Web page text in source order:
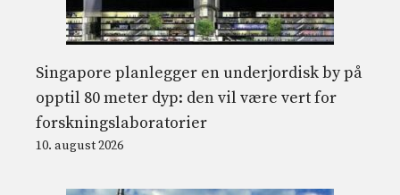
Singapore planlegger en underjordisk by på
opptil 80 meter dyp: den vil være vert for
forskningslaboratorier
10. august 2026